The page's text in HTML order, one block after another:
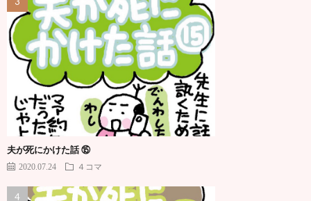
夫が死にかけた話 ⑮
2020.07.24 ４コマ